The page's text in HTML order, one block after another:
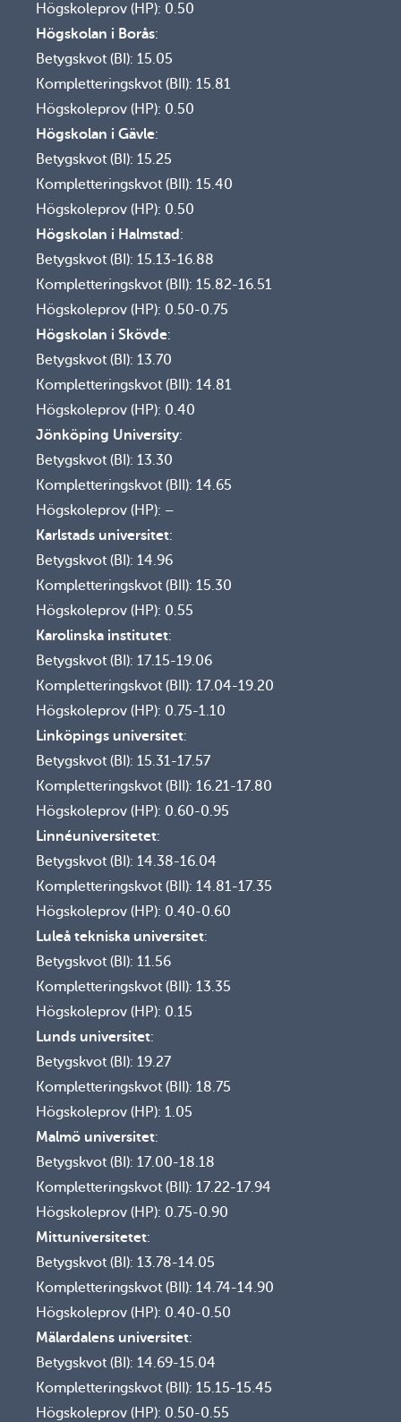
Högskoleprov (HP): 0.50
Högskolan i Borås:
Betygskvot (BI): 15.05
Kompletteringskvot (BII): 15.81
Högskoleprov (HP): 0.50
Högskolan i Gävle:
Betygskvot (BI): 15.25
Kompletteringskvot (BII): 15.40
Högskoleprov (HP): 0.50
Högskolan i Halmstad :
Betygskvot (BI): 15.13-16.88
Kompletteringskvot (BII): 15.82-16.51
Högskoleprov (HP): 0.50-0.75
Högskolan i Skövde:
Betygskvot (BI): 13.70
Kompletteringskvot (BII): 14.81
Högskoleprov (HP): 0.40
Jönköping University:
Betygskvot (BI): 13.30
Kompletteringskvot (BII): 14.65
Högskoleprov (HP): –
Karlstads universitet:
Betygskvot (BI): 14.96
Kompletteringskvot (BII): 15.30
Högskoleprov (HP): 0.55
Karolinska institutet:
Betygskvot (BI): 17.15-19.06
Kompletteringskvot (BII): 17.04-19.20
Högskoleprov (HP): 0.75-1.10
Linköpings universitet:
Betygskvot (BI): 15.31-17.57
Kompletteringskvot (BII): 16.21-17.80
Högskoleprov (HP): 0.60-0.95
Linnéuniversitetet:
Betygskvot (BI): 14.38-16.04
Kompletteringskvot (BII): 14.81-17.35
Högskoleprov (HP): 0.40-0.60
Luleå tekniska universitet:
Betygskvot (BI): 11.56
Kompletteringskvot (BII): 13.35
Högskoleprov (HP): 0.15
Lunds universitet:
Betygskvot (BI): 19.27
Kompletteringskvot (BII): 18.75
Högskoleprov (HP): 1.05
Malmö universitet:
Betygskvot (BI): 17.00-18.18
Kompletteringskvot (BII): 17.22-17.94
Högskoleprov (HP): 0.75-0.90
Mittuniversitetet:
Betygskvot (BI): 13.78-14.05
Kompletteringskvot (BII): 14.74-14.90
Högskoleprov (HP): 0.40-0.50
Mälardalens universitet:
Betygskvot (BI): 14.69-15.04
Kompletteringskvot (BII): 15.15-15.45
Högskoleprov (HP): 0.50-0.55